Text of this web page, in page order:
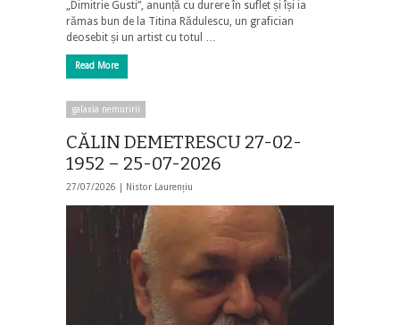
„Dimitrie Gusti”, anunță cu durere în suflet și își ia
rămas bun de la Titina Rădulescu, un grafician
deosebit și un artist cu totul …
Read More
galaxia nemuririi
CĂLIN DEMETRESCU 27-02-
1952 – 25-07-2026
27/07/2026 | Nistor Laurențiu